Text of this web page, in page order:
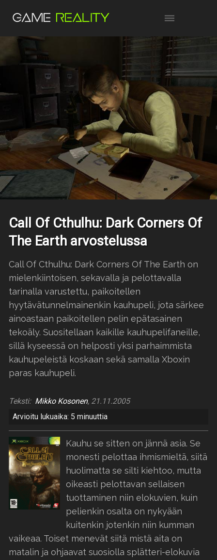
Call Of Cthulhu: Dark Corners Of
The Earth arvostelussa
Call Of Cthulhu: Dark Corners Of The Earth on
mielenkiintoisen, sekavalla ja pelottavalla
tarinalla varustettu, paikoitellen
hyytävätunnelmainenkin kauhupeli, jota särkee
ainoastaan paikoitellen pelin epätasainen
tekoäly. Suositellaan kaikille kauhupelifaneille,
sillä kyseessä on helposti yksi parhaimmista
kauhupeleistä koskaan sekä samalla Xboxin
paras kauhupeli.
Teksti: Mikko Kosonen, 21.11.2005
Arvioitu lukuaika: 5 minuuttia
Kauhu se sitten on jännä asia. Se
monesti pelottaa ihmismieltä, siitä
huolimatta se silti kiehtoo, mutta
oikeasti pelottavan sellaisen
tuottaminen niin elokuvien, kuin
pelienkin osalta on nykyään
kuitenkin jotenkin niin kumman
vaikeaa. Toiset menevät siitä mistä aita on
matalin ja ohjaavat suosiolla splätteri-elokuvia